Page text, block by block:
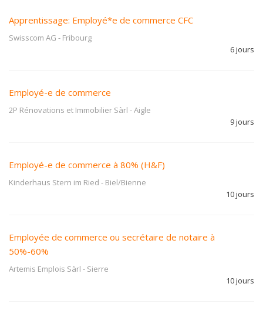
Apprentissage: Employé*e de commerce CFC
Swisscom AG - Fribourg
6 jours
Employé-e de commerce
2P Rénovations et Immobilier Sàrl -Aigle
9 jours
Employé-e de commerce à 80% (H&F)
Kinderhaus Stern im Ried - Biel/Bienne
10 jours
Employée de commerce ou secrétaire de notaire à
50%-60%
Artemis Emplois Sàrl - Sierre
10 jours